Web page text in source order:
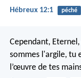
Hébreux 12:1 péché
Cependant,
sommes l'argile, tu
l’œuvre de tes